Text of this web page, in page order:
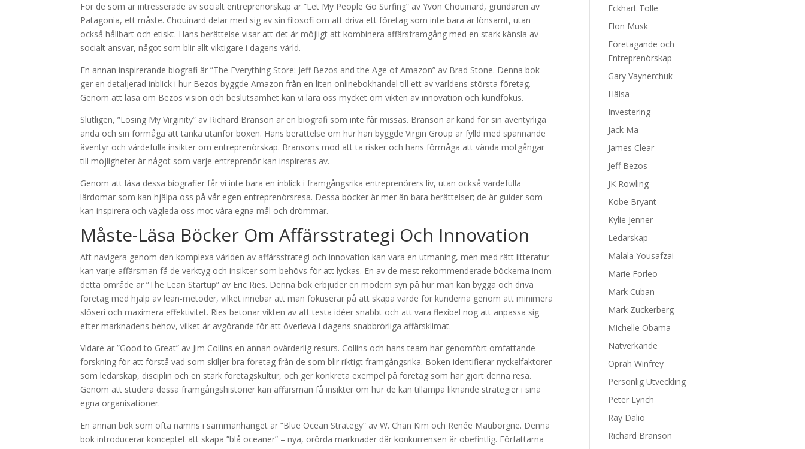
För de som är intresserade av socialt entreprenörskap är ”Let My People Go Surfing” av Yvon Chouinard, grundaren av
Patagonia, ett måste. Chouinard delar med sig av sin filosofi om att driva ett företag som inte bara är lönsamt, utan
också hållbart och etiskt. Hans berättelse visar att det är möjligt att kombinera affärsframgång med en stark känsla av
socialt ansvar, något som blir allt viktigare i dagens värld.
En annan inspirerande biografi är ”The Everything Store: Jeff Bezos and the Age of Amazon” av Brad Stone. Denna bok
ger en detaljerad inblick i hur Bezos byggde Amazon från en liten onlinebokhandel till ett av världens största företag.
Genom att läsa om Bezos vision och beslutsamhet kan vi lära oss mycket om vikten av innovation och kundfokus.
Slutligen, ”Losing My Virginity” av Richard Branson är en biografi som inte får missas. Branson är känd för sin äventyrliga
anda och sin förmåga att tänka utanför boxen. Hans berättelse om hur han byggde Virgin Group är fylld med spännande
äventyr och värdefulla insikter om entreprenörskap. Bransons mod att ta risker och hans förmåga att vända motgångar
till möjligheter är något som varje entreprenör kan inspireras av.
Genom att läsa dessa biografier får vi inte bara en inblick i framgångsrika entreprenörers liv, utan också värdefulla
lärdomar som kan hjälpa oss på vår egen entreprenörsresa. Dessa böcker är mer än bara berättelser; de är guider som
kan inspirera och vägleda oss mot våra egna mål och drömmar.
Måste-Läsa Böcker Om Affärsstrategi Och Innovation
Att navigera genom den komplexa världen av affärsstrategi och innovation kan vara en utmaning, men med rätt litteratur
kan varje affärsman få de verktyg och insikter som behövs för att lyckas. En av de mest rekommenderade böckerna inom
detta område är ”The Lean Startup” av Eric Ries. Denna bok erbjuder en modern syn på hur man kan bygga och driva
företag med hjälp av lean-metoder, vilket innebär att man fokuserar på att skapa värde för kunderna genom att minimera
slöseri och maximera effektivitet. Ries betonar vikten av att testa idéer snabbt och att vara flexibel nog att anpassa sig
efter marknadens behov, vilket är avgörande för att överleva i dagens snabbrörliga affärsklimat.
Vidare är ”Good to Great” av Jim Collins en annan ovärderlig resurs. Collins och hans team har genomfört omfattande
forskning för att förstå vad som skiljer bra företag från de som blir riktigt framgångsrika. Boken identifierar nyckelfaktorer
som ledarskap, disciplin och en stark företagskultur, och ger konkreta exempel på företag som har gjort denna resa.
Genom att studera dessa framgångshistorier kan affärsmän få insikter om hur de kan tillämpa liknande strategier i sina
egna organisationer.
En annan bok som ofta nämns i sammanhanget är ”Blue Ocean Strategy” av W. Chan Kim och Renée Mauborgne. Denna
bok introducerar konceptet att skapa ”blå oceaner” – nya, orörda marknader där konkurrensen är obefintlig. Författarna
Eckhart Tolle
Elon Musk
Företagande och
Entreprenörskap
Gary Vaynerchuk
Hälsa
Investering
Jack Ma
James Clear
Jeff Bezos
JK Rowling
Kobe Bryant
Kylie Jenner
Ledarskap
Malala Yousafzai
Marie Forleo
Mark Cuban
Mark Zuckerberg
Michelle Obama
Nätverkande
Oprah Winfrey
Personlig Utveckling
Peter Lynch
Ray Dalio
Richard Branson